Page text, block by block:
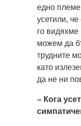
едно
усетили,
го
можем да
трудните
като
да не ни
– Кога